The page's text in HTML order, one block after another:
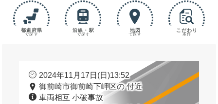
都道府県
で探す
沿線・駅
で探す
地図
で探す
こだわり
条件
2024年11月17日(日)13:52
御前崎市御前崎下岬区の 付近
車両相互 小破事故